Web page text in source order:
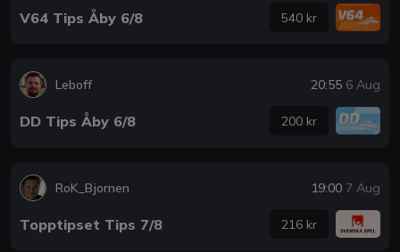
V64 Tips Åby 6/8 540 kr
Leboff 20:55 6 Aug
DD Tips Åby 6/8 200 kr
RoK_Bjornen 19:00 7 Aug
Topptipset Tips 7/8 216 kr